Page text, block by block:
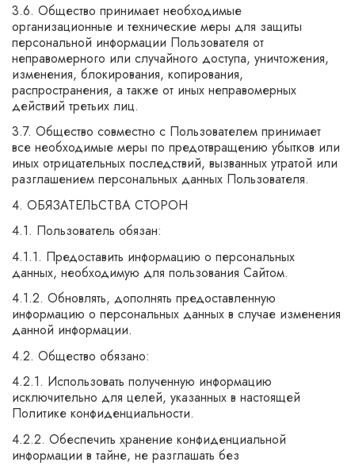
3.6. Общество принимает необходимые
организационные и технические меры для защиты
персональной информации Пользователя от
неправомерного или случайного доступа, уничтожения,
изменения, блокирования, копирования,
распространения, а также от иных неправомерных
действий третьих лиц.
3.7. Общество совместно с Пользователем принимает
все необходимые меры по предотвращению убытков или
иных отрицательных последствий, вызванных утратой или
разглашением персональных данных Пользователя.
4. ОБЯЗАТЕЛЬСТВА СТОРОН
4.1. Пользователь обязан:
4.1.1. Предоставить информацию о персональных
данных, необходимую для пользования Сайтом.
4.1.2. Обновлять, дополнять предоставленную
информацию о персональных данных в случае изменения
данной информации.
4.2. Общество обязано:
4.2.1. Использовать полученную информацию
исключительно для целей, указанных в настоящей
Политике конфиденциальности.
4.2.2. Обеспечить хранение конфиденциальной
информации в тайне, не разглашать без